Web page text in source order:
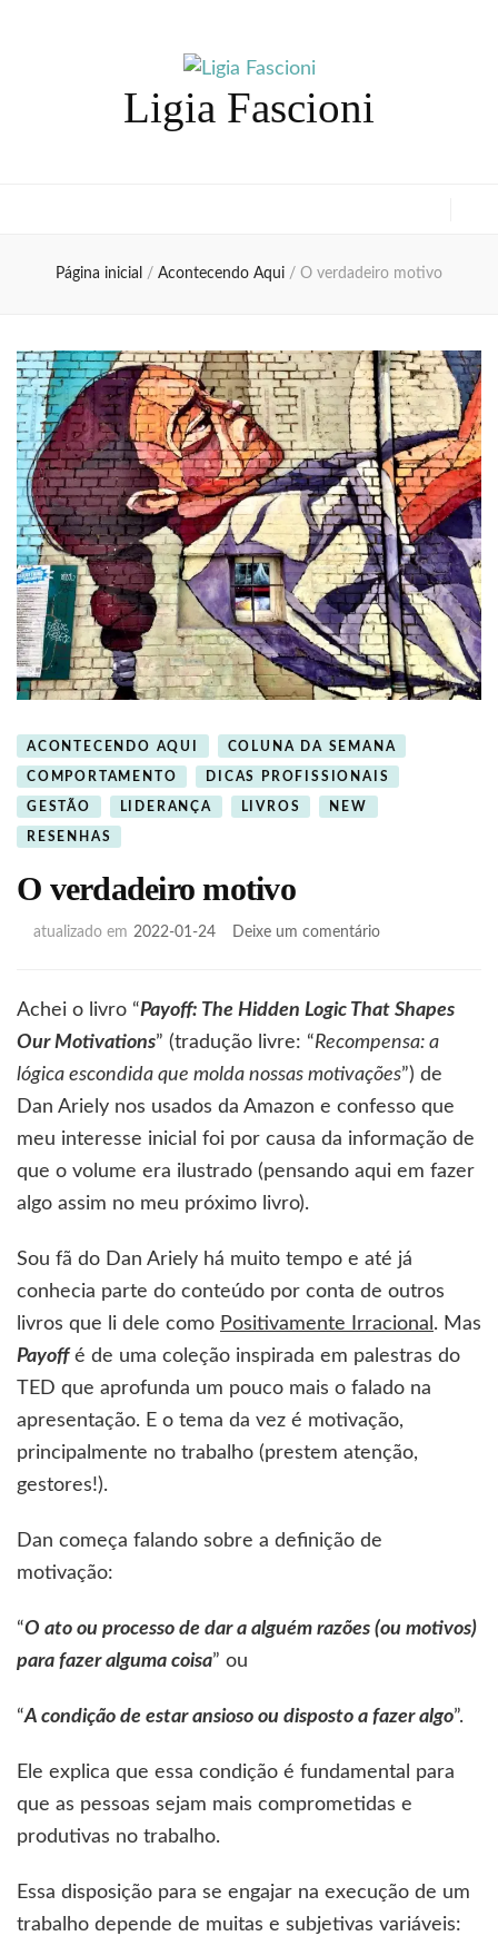
Ligia Fascioni
Página inicial / Acontecendo Aqui / O verdadeiro motivo
ACONTECENDO AQUI COLUNA DA SEMANA
COMPORTAMENTO DICAS PROFISSIONAIS
GESTÃO LIDERANÇA LIVROS NEW
RESENHAS
O verdadeiro motivo
atualizado em 2022-01-24 Deixe um comentárioem
motivo
Achei o livro “Payoff: The Hidden Logic That Shapes
Our Motivations” (tradução livre: “Recompensa: a
lógica escondida que molda nossas motivações”) de
Dan Ariely nos usados da Amazon e confesso que
meu interesse inicial foi por causa da informação de
que o volume era ilustrado (pensando aqui em fazer
algo assim no meu próximo livro).
Sou fã do Dan Ariely há muito tempo e até já
conhecia parte do conteúdo por conta de outros
livros que li dele como Positivamente Irracional . Mas
Payoffé de uma coleção inspirada em palestras do
TED que aprofunda um pouco mais o falado na
apresentação. E o tema da vez é motivação,
principalmente no trabalho (prestem atenção,
gestores!).
Dan começa falando sobre a definição de
motivação:
“O ato ou processo de dar a alguém razões (ou motivos)
para fazer alguma coisa” ou
“A condição de estar ansioso ou disposto a fazer algo”.
Ele explica que essa condição é fundamental para
que as pessoas sejam mais comprometidas e
produtivas no trabalho.
Essa disposição para se engajar na execução de um
trabalho depende de muitas e subjetivas variáveis: